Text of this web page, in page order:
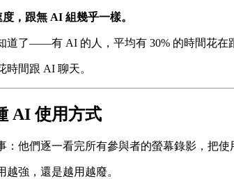
，跟無 AI 組幾乎一樣。
道了——有 AI 的人，平均有 30% 的時間花在
間跟 AI 聊天。
AI 使用方式
：他們逐一看完所有參與者的螢幕錄影，把使
強，還是越用越廢。